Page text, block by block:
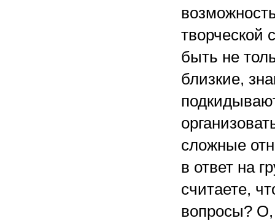
творческой
быть не
близкие,
сложные
в ответ на
считаете,
вопросы? О,